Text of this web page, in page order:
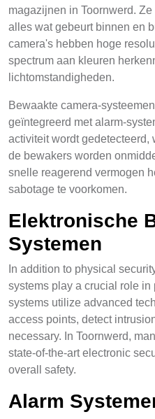
magazijnen in Toornwerd.
alles wat gebeurt binnen en
camera's hebben hoge
spectrum aan kleuren
lichtomstandigheden.
Bewaakte camera-
geïntegreerd met alarm-
activiteit wordt gedetecteerd,
de bewakers worden
snelle reagerend vermogen
sabotage te voorkomen.
Elektronische
Systemen
In addition to physical
systems play a crucial role
systems utilize advanced
access points, detect
necessary. In Toornwerd,
state-of-the-art electronic
overall safety.
Alarm